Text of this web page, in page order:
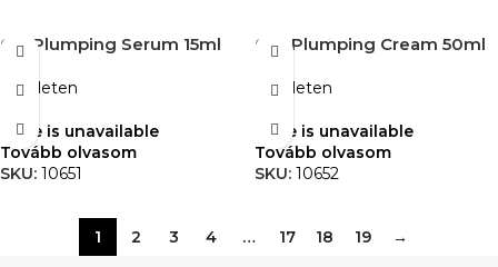
051 Plumping Serum 15ml
Készleten
Price is unavailable
Tovább olvasom
SKU: 10651
052 Plumping Cream 50ml
Készleten
Price is unavailable
Tovább olvasom
SKU: 10652
1 2 3 4 … 17 18 19 →